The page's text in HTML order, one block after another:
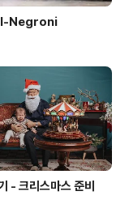
Negroni
- 크리스마스 준비